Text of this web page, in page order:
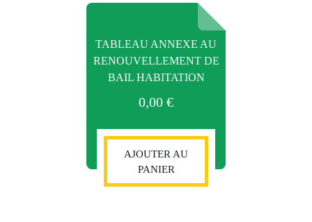
TABLEAU ANNEXE AU
RENOUVELLEMENT DE
BAIL HABITATION
0,00 €
AJOUTER AU
PANIER